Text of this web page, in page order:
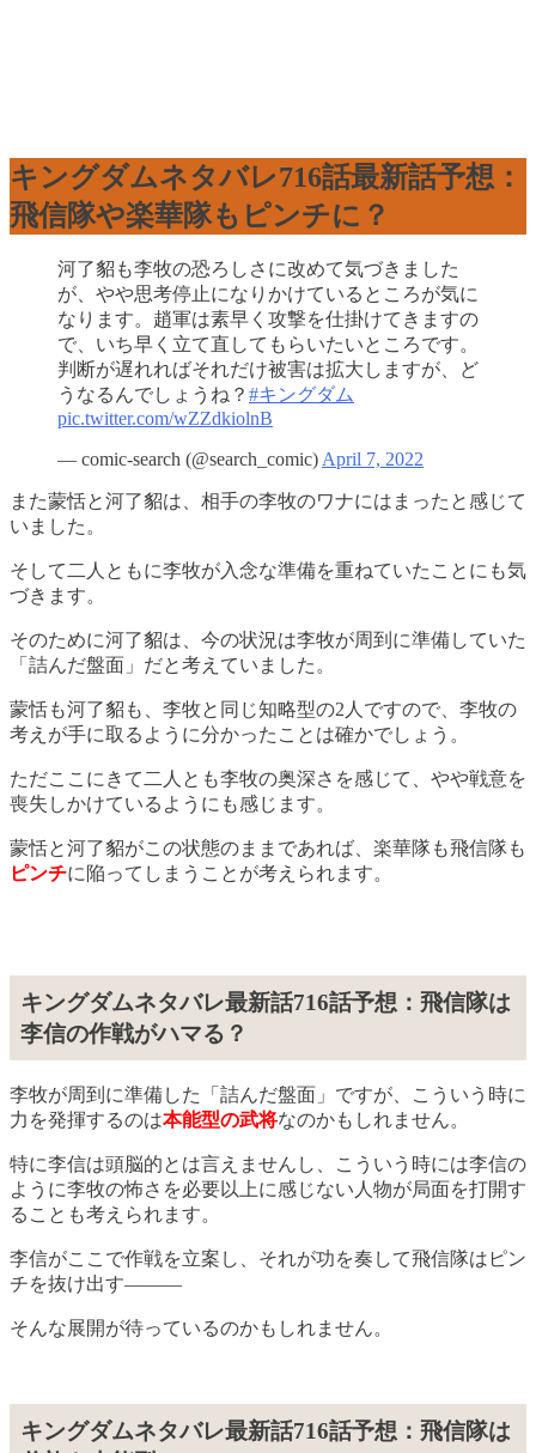
キングダムネタバレ716話最新話予想：
飛信隊や楽華隊もピンチに？
河了貂も李牧の恐ろしさに改めて気づきました
が、やや思考停止になりかけているところが気に
なります。趙軍は素早く攻撃を仕掛けてきますの
で、いち早く立て直してもらいたいところです。
判断が遅れればそれだけ被害は拡大しますが、ど
うなるんでしょうね？ #キングダム
pic.twitter.com/wZZdkiolnB
— comic-search (@search_comic)April 7, 2022
また蒙恬と河了貂は、相手の李牧のワナにはまったと感じて
いました。
そして二人ともに李牧が入念な準備を重ねていたことにも気
づきます。
そのために河了貂は、今の状況は李牧が周到に準備していた
「詰んだ盤面」だと考えていました。
蒙恬も河了貂も、李牧と同じ知略型の2人ですので、李牧の
考えが手に取るように分かったことは確かでしょう。
ただここにきて二人とも李牧の奥深さを感じて、やや戦意を
喪失しかけているようにも感じます。
蒙恬と河了貂がこの状態のままであれば、楽華隊も飛信隊も
ピンチに陥ってしまうことが考えられます。
キングダムネタバレ最新話716話予想：飛信隊は
李信の作戦がハマる？
李牧が周到に準備した「詰んだ盤面」ですが、こういう時に
力を発揮するのは本能型の武将なのかもしれません。
特に李信は頭脳的とは言えませんし、こういう時には李信の
ように李牧の怖さを必要以上に感じない人物が局面を打開す
ることも考えられます。
李信がここで作戦を立案し、それが功を奏して飛信隊はピン
チを抜け出す―――
そんな展開が待っているのかもしれません。
キングダムネタバレ最新話716話予想：飛信隊は